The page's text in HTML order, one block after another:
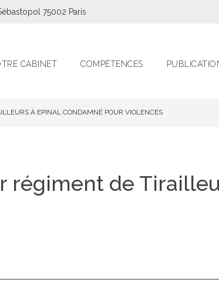
75002 Paris
CABINET COMPÉTENCES
À EPINAL CONDAMNÉ POUR VIOLENCES
régiment de